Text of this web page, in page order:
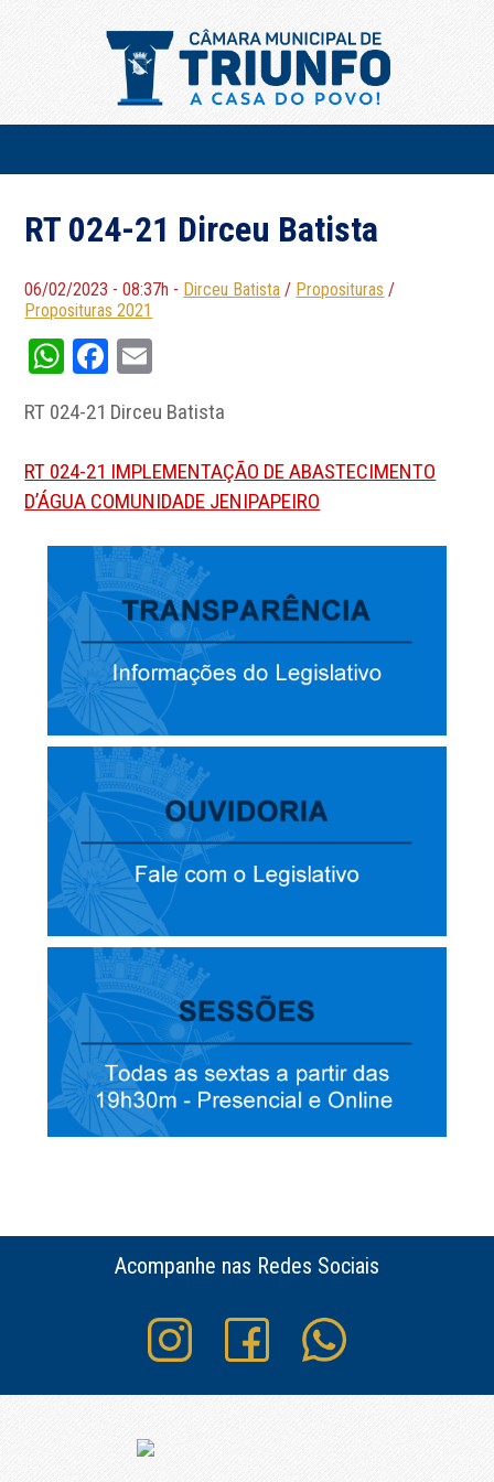
RT 024-21 Dirceu Batista
06/02/2023 - 08:37h - Dirceu Batista / Proposituras /
Proposituras 2021
WhatsApp
Facebook
RT 024-21 Dirceu Batista
RT 024-21 IMPLEMENTAÇÃO DE ABASTECIMENTO
D’ÁGUA COMUNIDADE JENIPAPEIRO
Acompanhe nas Redes Sociais